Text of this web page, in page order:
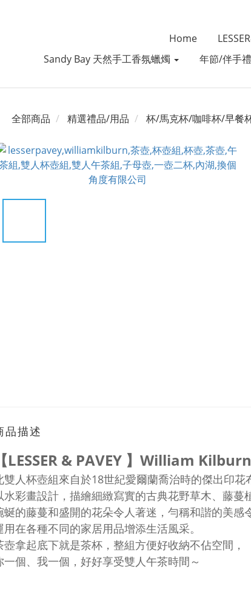
Home
Sandy Bay 天然手工香氛蠟燭
年節/伴手
全部商品 精選禮品/用品 杯/馬克杯/咖啡杯/早餐
品描述
【LESSER & PAVEY 】William
雙人杯壺組來自於18世紀愛爾蘭喬治時的傑出印花
水彩畫設計，描繪細緻寫實的古典花野草木、藤蔓
蜒的藤蔓和盛開的花朵令人著迷， 勻稱和諧的美感
用在各種不同的家居用品增添生活風采。
壺拿起底下就是茶杯，整組方便好收納不佔空間，
一個、我一個，好好享受雙人午茶時間～